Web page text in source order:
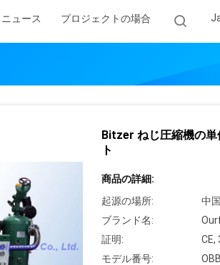
ニュース プロジェクトの場合
Bitzer ねじ圧縮機の単
ト
商品の詳細:
起源の場所:
中国
ブランド名:
証明:
CE,
モデル番号: